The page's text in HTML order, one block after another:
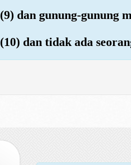
(9) dan gunung-gunung
(10) dan tidak ada